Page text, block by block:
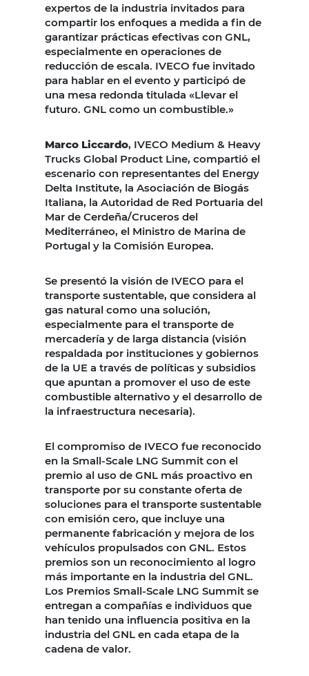
expertos de la industria invitados para
compartir los enfoques a medida a fin de
garantizar prácticas efectivas con GNL,
especialmente en operaciones de
reducción de escala. IVECO fue invitado
para hablar en el evento y participó de
una mesa redonda titulada «Llevar el
futuro. GNL como un combustible.»
Marco Liccardo, IVECO Medium & Heavy
Trucks Global Product Line, compartió el
escenario con representantes del Energy
Delta Institute, la Asociación de Biogás
Italiana, la Autoridad de Red Portuaria del
Mar de Cerdeña/Cruceros del
Mediterráneo, el Ministro de Marina de
Portugal y la Comisión Europea.
Se presentó la visión de IVECO para el
transporte sustentable, que considera al
gas natural como una solución,
especialmente para el transporte de
mercadería y de larga distancia (visión
respaldada por instituciones y gobiernos
de la UE a través de políticas y subsidios
que apuntan a promover el uso de este
combustible alternativo y el desarrollo de
la infraestructura necesaria).
El compromiso de IVECO fue reconocido
en la Small-Scale LNG Summit con el
premio al uso de GNL más proactivo en
transporte por su constante oferta de
soluciones para el transporte sustentable
con emisión cero, que incluye una
permanente fabricación y mejora de los
vehículos propulsados con GNL. Estos
premios son un reconocimiento al logro
más importante en la industria del GNL.
Los Premios Small-Scale LNG Summit se
entregan a compañías e individuos que
han tenido una influencia positiva en la
industria del GNL en cada etapa de la
cadena de valor.